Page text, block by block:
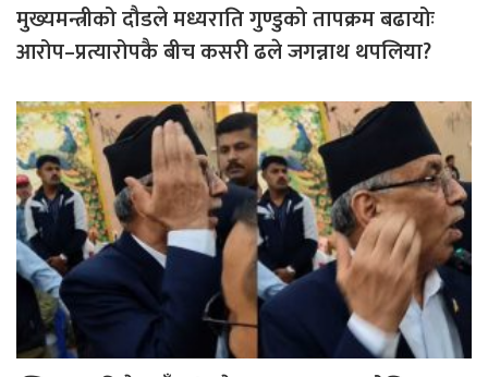
मुख्यमन्त्रीको दौडले मध्यराति गुण्डुको तापक्रम बढायोः
आरोप–प्रत्यारोपकै बीच कसरी ढले जगन्नाथ थपलिया?